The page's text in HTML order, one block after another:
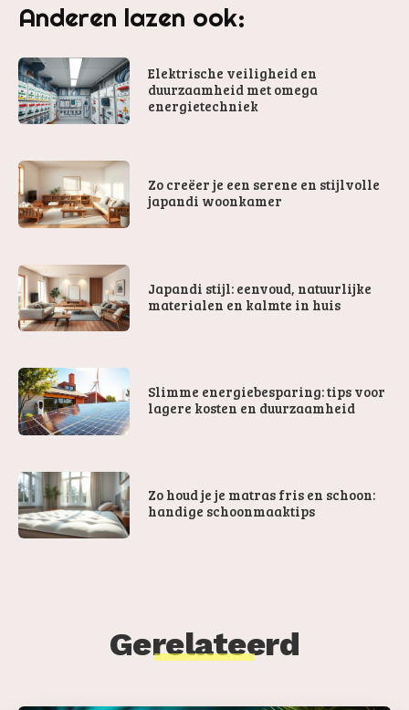
Anderen lazen ook:
Elektrische veiligheid en
duurzaamheid met omega
energietechniek
Zo creëer je een serene en stijlvolle
japandi woonkamer
Japandi stijl: eenvoud, natuurlijke
materialen en kalmte in huis
Slimme energiebesparing: tips voor
lagere kosten en duurzaamheid
Zo houd je je matras fris en schoon:
handige schoonmaaktips
Gerelateerd